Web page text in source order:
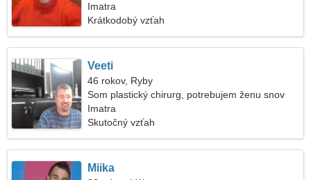
Imatra
Krátkodobý vzťah
Veeti
46 rokov, Ryby
Som plastický chirurg, potrebujem ženu snov
Imatra
Skutočný vzťah
Miika